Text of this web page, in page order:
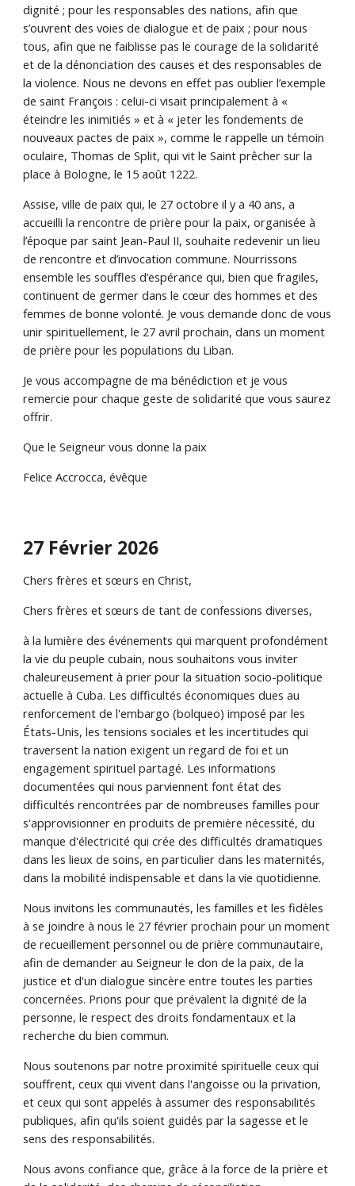
dignité ; pour les responsables des nations, afin que
s’ouvrent des voies de dialogue et de paix ; pour nous
tous, afin que ne faiblisse pas le courage de la solidarité
et de la dénonciation des causes et des responsables de
la violence. Nous ne devons en effet pas oublier l’exemple
de saint François : celui-ci visait principalement à «
éteindre les inimitiés » et à « jeter les fondements de
nouveaux pactes de paix », comme le rappelle un témoin
oculaire, Thomas de Split, qui vit le Saint prêcher sur la
place à Bologne, le 15 août 1222.
Assise, ville de paix qui, le 27 octobre il y a 40 ans, a
accueilli la rencontre de prière pour la paix, organisée à
l’époque par saint Jean-Paul II, souhaite redevenir un lieu
de rencontre et d’invocation commune. Nourrissons
ensemble les souffles d’espérance qui, bien que fragiles,
continuent de germer dans le cœur des hommes et des
femmes de bonne volonté. Je vous demande donc de vous
unir spirituellement, le 27 avril prochain, dans un moment
de prière pour les populations du Liban.
Je vous accompagne de ma bénédiction et je vous
remercie pour chaque geste de solidarité que vous saurez
offrir.
Que le Seigneur vous donne la paix
Felice Accrocca, évêque
27 Février 2026
Chers frères et sœurs en Christ,
Chers frères et sœurs de tant de confessions diverses,
à la lumière des événements qui marquent profondément
la vie du peuple cubain, nous souhaitons vous inviter
chaleureusement à prier pour la situation socio-politique
actuelle à Cuba. Les difficultés économiques dues au
renforcement de l'embargo (bolqueo) imposé par les
États-Unis, les tensions sociales et les incertitudes qui
traversent la nation exigent un regard de foi et un
engagement spirituel partagé. Les informations
documentées qui nous parviennent font état des
difficultés rencontrées par de nombreuses familles pour
s'approvisionner en produits de première nécessité, du
manque d'électricité qui crée des difficultés dramatiques
dans les lieux de soins, en particulier dans les maternités,
dans la mobilité indispensable et dans la vie quotidienne.
Nous invitons les communautés, les familles et les fidèles
à se joindre à nous le 27 février prochain pour un moment
de recueillement personnel ou de prière communautaire,
afin de demander au Seigneur le don de la paix, de la
justice et d'un dialogue sincère entre toutes les parties
concernées. Prions pour que prévalent la dignité de la
personne, le respect des droits fondamentaux et la
recherche du bien commun.
Nous soutenons par notre proximité spirituelle ceux qui
souffrent, ceux qui vivent dans l'angoisse ou la privation,
et ceux qui sont appelés à assumer des responsabilités
publiques, afin qu'ils soient guidés par la sagesse et le
sens des responsabilités.
Nous avons confiance que, grâce à la force de la prière et